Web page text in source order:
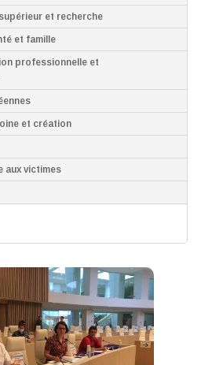
et recherche
et famille
professionnelle et
et création
aux victimes